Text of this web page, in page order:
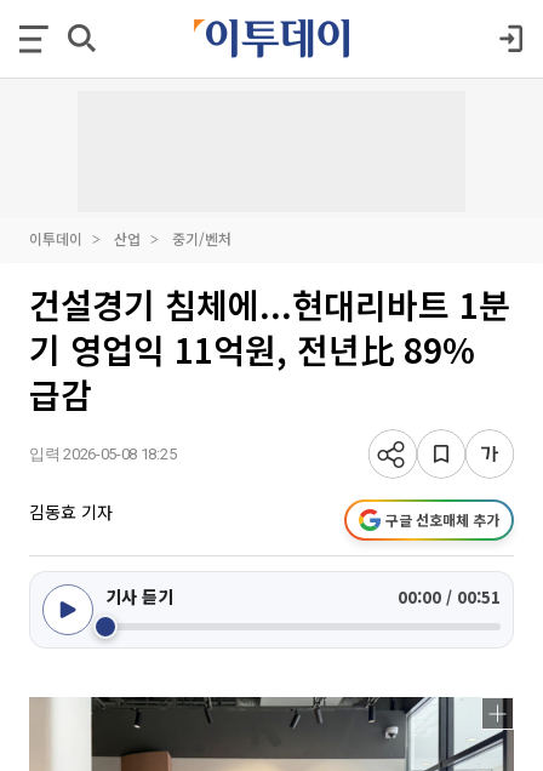
이투데이 산업 중기/벤처
건설경기 침체에...현대리바트 1분
기 영업익 11억원, 전년比 89%
급감
입력 2026-05-08 18:25
김동효 기자 구글 선호매체 추가
기사 듣기 00:00 / 00:51